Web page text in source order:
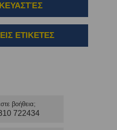
ΕΤΙΚΕΤΕΣ
βοήθεια;
722434